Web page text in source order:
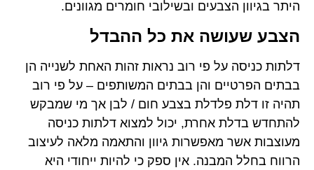
היתר בגיוון הצבעים ובשילובי חומרים מגוונים.
הצבע שעושה את כל ההבדל
דלתות כניסה על פי רוב נראות זהות האחת לשנייה הן
בבתים הפרטיים והן בבתים המשותפים – על פי רוב
תהיה זו דלת פלדלת בצבע חום / לבן אך מי שמבקש
להתחדש בדלת אחרת, יכול למצוא דלתות כניסה
מעוצבות אשר מאפשרות גיוון והתאמה מלאה לעיצוב
הרווח בחלל המבנה. אין ספק כי להיות ייחודי היא